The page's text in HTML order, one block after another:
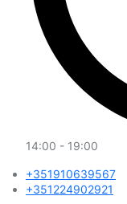
14:00 - 19:00
+351910639567
+351224902921